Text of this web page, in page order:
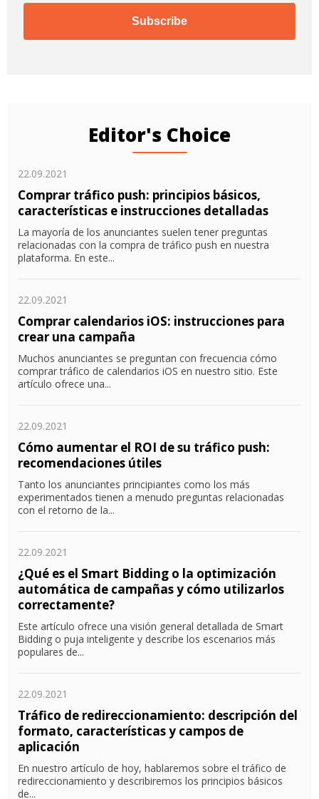
Subscribe
Editor's Choice
22.09.2021
Comprar tráfico push: principios básicos,
características e instrucciones detalladas
La mayoría de los anunciantes suelen tener preguntas
relacionadas con la compra de tráfico push en nuestra
plataforma. En este...
22.09.2021
Comprar calendarios iOS: instrucciones para
crear una campaña
Muchos anunciantes se preguntan con frecuencia cómo
comprar tráfico de calendarios iOS en nuestro sitio. Este
artículo ofrece una...
22.09.2021
Cómo aumentar el ROI de su tráfico push:
recomendaciones útiles
Tanto los anunciantes principiantes como los más
experimentados tienen a menudo preguntas relacionadas
con el retorno de la...
22.09.2021
¿Qué es el Smart Bidding o la optimización
automática de campañas y cómo utilizarlos
correctamente?
Este artículo ofrece una visión general detallada de Smart
Bidding o puja inteligente y describe los escenarios más
populares de...
22.09.2021
Tráfico de redireccionamiento: descripción del
formato, características y campos de
aplicación
En nuestro artículo de hoy, hablaremos sobre el tráfico de
redireccionamiento y describiremos los principios básicos
de...